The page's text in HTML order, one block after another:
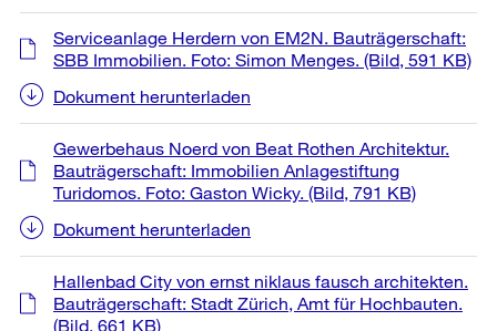
Serviceanlage Herdern von EM2N. Bauträgerschaft:
SBB Immobilien. Foto: Simon Menges. (Bild, 591 KB)
Dokument herunterladen
Gewerbehaus Noerd von Beat Rothen Architektur.
Bauträgerschaft: Immobilien Anlagestiftung
Turidomos. Foto: Gaston Wicky. (Bild, 791 KB)
Dokument herunterladen
Hallenbad City von ernst niklaus fausch architekten.
Bauträgerschaft: Stadt Zürich, Amt für Hochbauten.
(Bild, 661 KB)